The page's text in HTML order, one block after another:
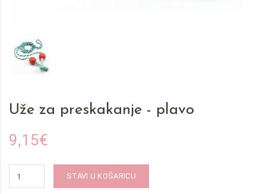
Uže za preskakanje - plavo
9,15€
STAVI U KOŠARICU